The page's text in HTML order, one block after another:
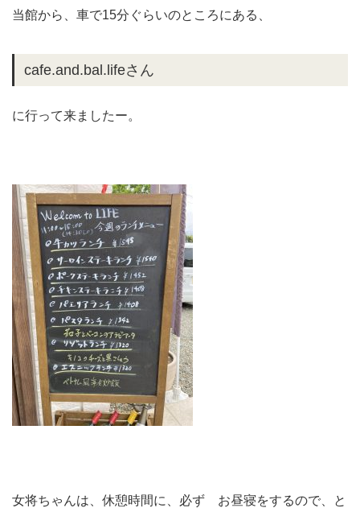
当館から、車で15分ぐらいのところにある、
cafe.and.bal.lifeさん
に行って来ましたー。
女将ちゃんは、休憩時間に、必ず お昼寝をするので、と